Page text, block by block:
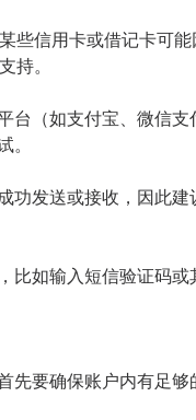
些信用卡或借记卡可
持。
台（如支付宝、微信
功发送或接收，因此
比如输入短信验证码
要确保账户内有足够